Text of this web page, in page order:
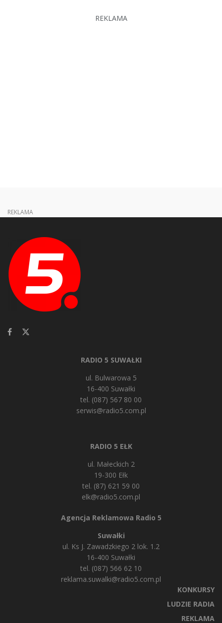
REKLAMA
REKLAMA
RADIO 5 SUWAŁKI
ul. Bulwarowa 5
16-400 Suwałki
tel. (087) 567 80 00
serwis@radio5.com.pl
RADIO 5 EŁK
ul. Małeckich 2
19-300 Ełk
tel. (87) 621 59 00
elk@radio5.com.pl
Agencja Reklamowa Radio 5
Suwałki
ul. Ks J. Zawadzkiego 2 lok. 1.2
16-400 Suwałki
tel. (087) 566 62 10
reklama.suwalki@radio5.com.pl
KONKURSY
LUDZIE RADIA
REKLAMA